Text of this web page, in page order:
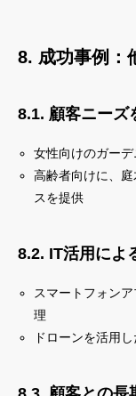
8. 成功事例：
8.1. 顧客ニーズ
女性向けのガー
高齢者向けに、
スを提供
8.2. IT活用によ
スマートフォン
理
ドローンを活用